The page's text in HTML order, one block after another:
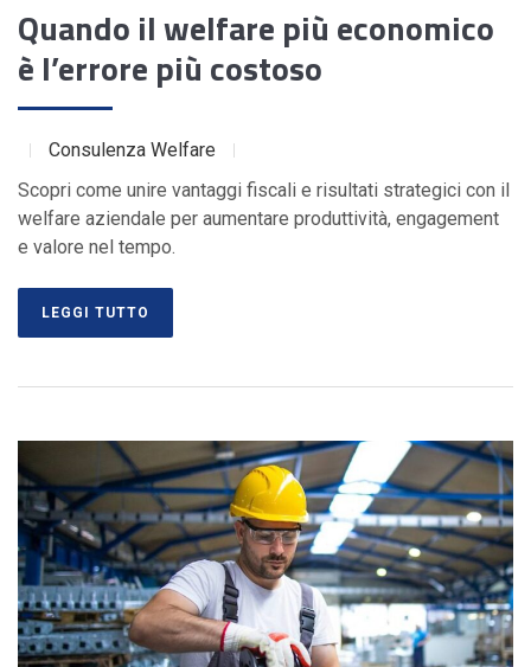
Quando il welfare più economico
è l’errore più costoso
Consulenza Welfare
Scopri come unire vantaggi fiscali e risultati strategici con il
welfare aziendale per aumentare produttività, engagement
e valore nel tempo.
LEGGI TUTTO